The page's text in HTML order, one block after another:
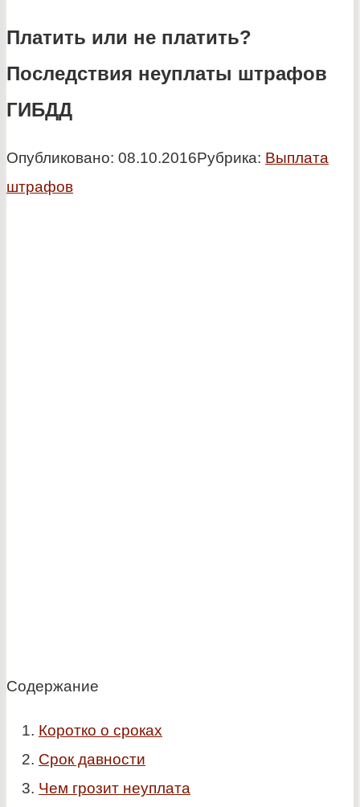
Платить или не платить?
Последствия неуплаты штрафов
ГИБДД
Опубликовано: 08.10.2016Рубрика: Выплата
штрафов
Содержание
Коротко о сроках
Срок давности
Чем грозит неуплата